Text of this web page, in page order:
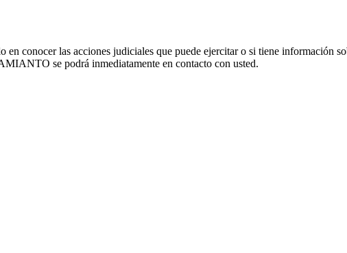
en conocer las acciones judiciales que puede ejercitar o si tiene información
se podrá inmediatamente en contacto con usted.